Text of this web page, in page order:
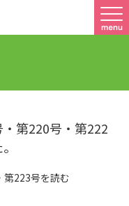
第220号・第222
223号を読む